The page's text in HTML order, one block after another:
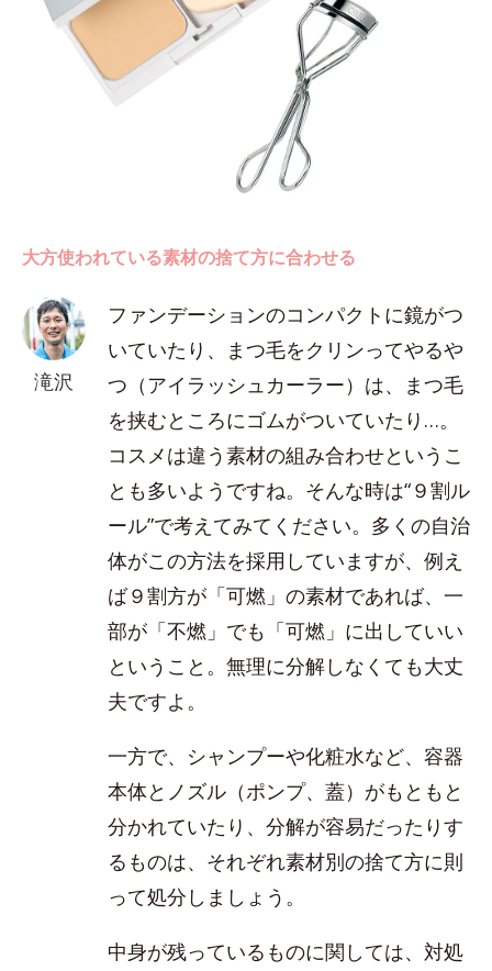
大方使われている素材の捨て方に合わせる
滝沢
ファンデーションのコンパクトに鏡がつ
いていたり、まつ毛をクリンってやるや
つ（アイラッシュカーラー）は、まつ毛
を挟むところにゴムがついていたり…。
コスメは違う素材の組み合わせというこ
とも多いようですね。そんな時は“９割ル
ール”で考えてみてください。多くの自治
体がこの方法を採用していますが、例え
ば９割方が「可燃」の素材であれば、一
部が「不燃」でも「可燃」に出していい
ということ。無理に分解しなくても大丈
夫ですよ。
一方で、シャンプーや化粧水など、容器
本体とノズル（ポンプ、蓋）がもともと
分かれていたり、分解が容易だったりす
るものは、それぞれ素材別の捨て方に則
って処分しましょう。
中身が残っているものに関しては、対処